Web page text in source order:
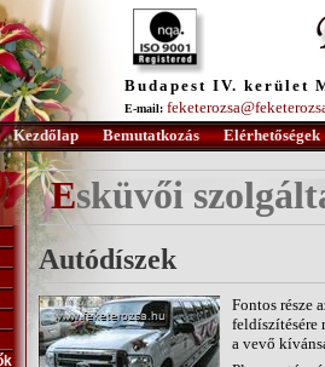
Budapest IV. kerület
E-mail:
Kezdőlap
Bemutatkozás Elérhetőségek
Esküvői
Autódíszek
Fontos része
feldíszítésére
a vevő